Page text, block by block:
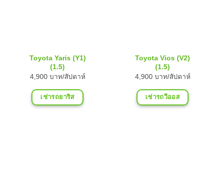
Toyota Yaris (Y1)
(1.5)
4,900 บาท/สัปดาห์
เช่ารถยาริส
Toyota Vios (V2)
(1.5)
4,900 บาท/สัปดาห์
เช่ารถวีออส